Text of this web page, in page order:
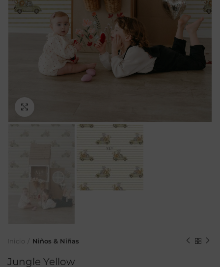
Inicio Niños & Niñas
Jungle Yellow